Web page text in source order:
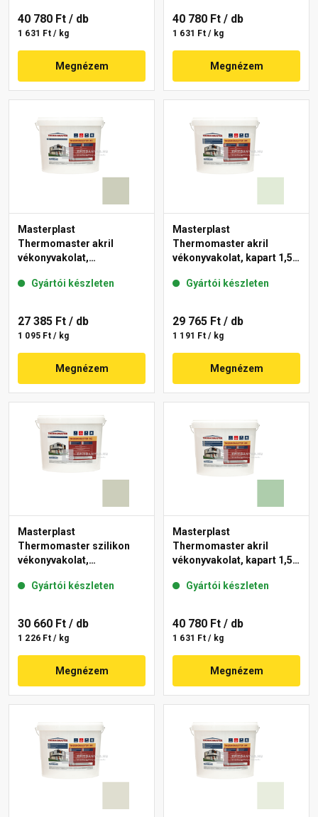
40 780 Ft / db
1 631 Ft / kg
Megnézem
40 780 Ft / db
1 631 Ft / kg
Megnézem
Masterplast
Thermomaster akril
vékonyvakolat,
42-D 25 kg
Gyártói készleten
27 385 Ft / db
1 095 Ft / kg
Megnézem
Masterplast
Thermomaster akril
vékonyvakolat, kapart 1,5
Gyártói készleten
29 765 Ft / db
1 191 Ft / kg
Megnézem
Masterplast
Thermomaster szilikon
vékonyvakolat,
42-D 25 kg
Gyártói készleten
30 660 Ft / db
1 226 Ft / kg
Megnézem
Masterplast
Thermomaster akril
vékonyvakolat, kapart 1,5
Gyártói készleten
40 780 Ft / db
1 631 Ft / kg
Megnézem